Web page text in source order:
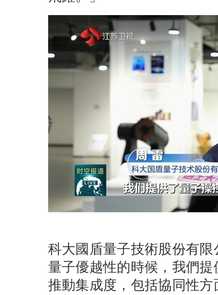
科大國盾量子技術股份有
量子優越性的時候，我們
推動集成度，包括協同性